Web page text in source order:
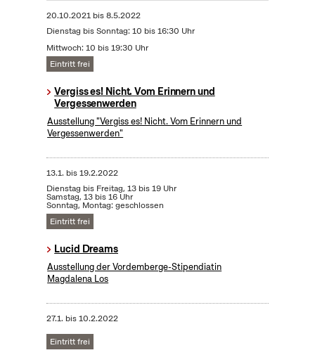
20.10.2021bis8.5.2022
Dienstag bis Sonntag: 10 bis 16:30 Uhr
Mittwoch: 10 bis 19:30 Uhr
Eintritt frei
Vergiss es! Nicht. Vom Erinnern und
Vergessenwerden
Ausstellung "Vergiss es! Nicht. Vom Erinnern und
Vergessenwerden"
13.1. bis19.2.2022
Dienstag bis Freitag, 13 bis 19 Uhr
Samstag, 13 bis 16 Uhr
Sonntag, Montag: geschlossen
Eintritt frei
Lucid Dreams
Ausstellung der Vordemberge-Stipendiatin
Magdalena Los
27.1. bis10.2.2022
Eintritt frei